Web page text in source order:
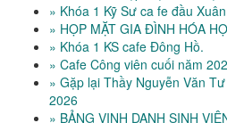
» Khóa 1 Kỹ Sư ca fe đầu
» HỌP MẶT GIA ĐÌNH HÓA
» Khóa 1 KS cafe Đông Hồ.
» Cafe Công viên cuối năm
» Gặp lại Thầy Nguyễn Văn
2026
» BẢNG VINH DANH SINH